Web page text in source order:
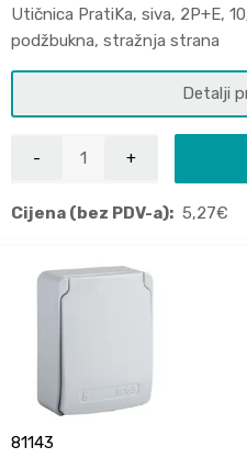
Utičnica PratiKa, siva, 2P+E,
podžbukna, stražnja strana
Detalji
Cijena (bez PDV-a): 5,27€
81143